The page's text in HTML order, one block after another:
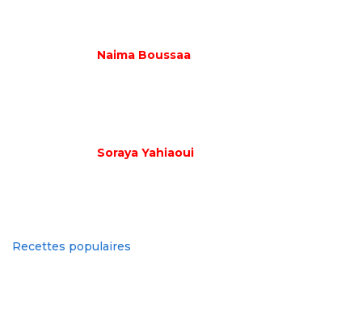
Naima Boussaa
Soraya Yahiaoui
Recettes populaires